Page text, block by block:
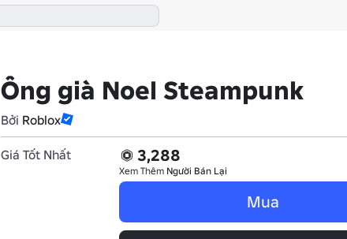
Ông già Noel Steampunk
Bởi Roblox
Giá Tốt Nhất 3,288
Xem Thêm Người Bán Lại
Mua